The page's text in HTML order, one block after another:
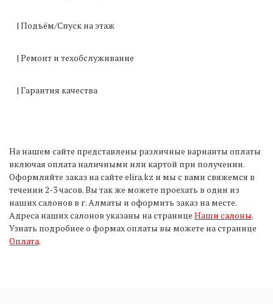
| Подъём/Спуск на этаж
| Ремонт и техобслуживание
| Гарантия качества
На нашем сайте представлены различные варианты оплаты
включая оплата наличными или картой при получении.
Оформляйте заказ на сайте elira.kz и мы с вами свяжемся в
течении 2-3 часов. Вы так же можете проехать в один из
наших салонов в г. Алматы и оформить заказ на месте.
Адреса наших салонов указаны на странице Наши салоны.
Узнать подробнее о формах оплаты вы можете на странице
Оплата.